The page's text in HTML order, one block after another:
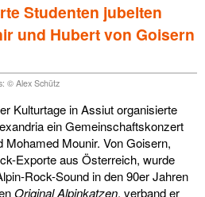
Studenten jubelten
und Hubert von Goisern
© Alex Schütz
Kulturtage in Assiut organisierte
ein Gemeinschaftskonzert
Mounir. Von Goisern,
Exporte aus Österreich, wurde
Rock-Sound in den 90er Jahren
Original Alpinkatzen, verband er